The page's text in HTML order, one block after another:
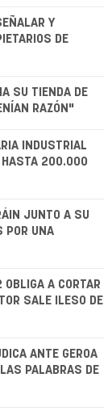
Y
DE
SU TIENDA DE
RAZÓN"
INDUSTRIAL
HASTA 200.000
JUNTO A SU
POR UNA
OBLIGA A CORTAR
SALE ILESO DE
ANTE GEROA
PALABRAS DE